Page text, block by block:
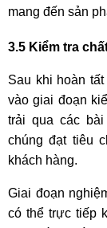
mang đến sản
3.5 Kiểm tra
Sau khi hoàn
vào giai đoạn
trải qua các
chúng đạt tiêu
khách hàng.
Giai đoạn
có thể trực tiếp